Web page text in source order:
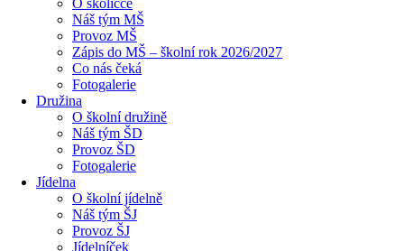
O školičce
Náš tým MŠ
Provoz MŠ
Zápis do MŠ – školní rok 2026/2027
Co nás čeká
Fotogalerie
Družina
O školní družině
Náš tým ŠD
Provoz ŠD
Fotogalerie
Jídelna
O školní jídelně
Náš tým ŠJ
Provoz ŠJ
Jídelníček